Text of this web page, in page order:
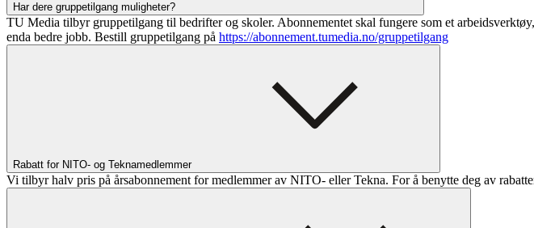
Har dere gruppetilgang muligheter?
TU Media tilbyr gruppetilgang til bedrifter og skoler. Abonnementet skal fungere som et
enda bedre jobb. Bestill gruppetilgang på https://abonnement.tumedia.no/gruppetilgang
Rabatt for NITO- og Teknamedlemmer
Vi tilbyr halv pris på årsabonnement for medlemmer av NITO- eller Tekna. For å benytte deg av